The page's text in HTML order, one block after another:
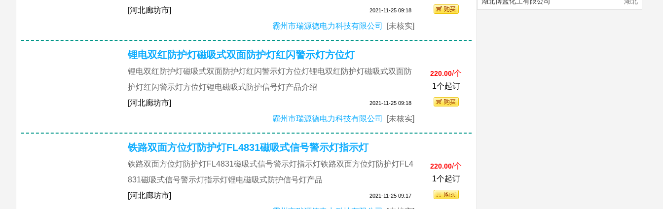
2021-11-25 09:18
[河北廊坊市]
霸州市瑞源德电力科技有限公司
[未核实]
锂电双红防护灯磁吸式双面防护灯红闪警示灯方位灯
锂电双红防护灯磁吸式双面防护灯红闪警示灯方位灯锂电双红防护灯磁吸式双面防
护灯红闪警示灯方位灯锂电磁吸式防护信号灯产品介绍
2021-11-25 09:18
[河北廊坊市]
霸州市瑞源德电力科技有限公司
[未核实]
220.00/个
1个起订
铁路双面方位灯防护灯FL4831磁吸式信号警示灯指示灯
铁路双面方位灯防护灯FL4831磁吸式信号警示灯指示灯铁路双面方位灯防护灯FL4
831磁吸式信号警示灯指示灯锂电磁吸式防护信号灯产品
2021-11-25 09:17
[河北廊坊市]
220.00/个
1个起订